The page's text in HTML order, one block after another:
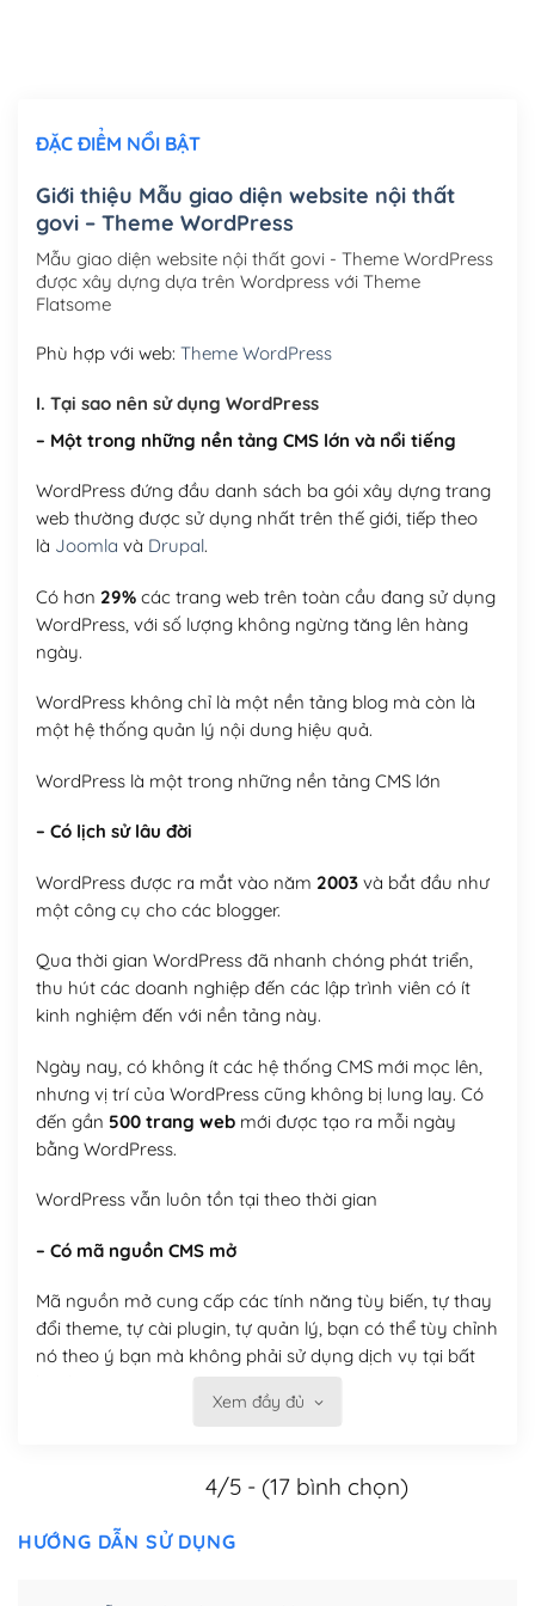
Mua thêm Host + Tên miền
Tên miền quốc tế .com .net .org (1 năm)
(+300,000₫)
Tên miền Việt Nam .vn (1 năm)
Hosting 2GB SSD (1 năm)(+450,000₫)
Hosting 5GB SSD (1 năm)
Hosting 8GB SSD (1 năm) (+950,000₫)
ĐẶC ĐIỂM NỔI BẬT
Giới thiệu Mẫu giao diện website nội thất
govi – Theme WordPress
Mẫu giao diện website nội thất govi - Theme WordPress
được xây dựng dựa trên Wordpress với Theme
Flatsome
Phù hợp với web: Theme WordPress
I. Tại sao nên sử dụng WordPress
– Một trong những nền tảng CMS lớn và nổi tiếng
WordPress đứng đầu danh sách ba gói xây dựng trang
web thường được sử dụng nhất trên thế giới, tiếp theo
là Joomla và Drupal.
Có hơn 29%các trang web trên toàn cầu đang sử dụng
WordPress, với số lượng không ngừng tăng lên hàng
ngày.
WordPress không chỉ là một nền tảng blog mà còn là
một hệ thống quản lý nội dung hiệu quả.
WordPress là một trong những nền tảng CMS lớn
– Có lịch sử lâu đời
WordPress được ra mắt vào năm 2003và bắt đầu như
một công cụ cho các blogger.
Qua thời gian WordPress đã nhanh chóng phát triển,
thu hút các doanh nghiệp đến các lập trình viên có ít
kinh nghiệm đến với nền tảng này.
Ngày nay, có không ít các hệ thống CMS mới mọc lên,
nhưng vị trí của WordPress cũng không bị lung lay. Có
đến gần 500 trang webmới được tạo ra mỗi ngày
bằng WordPress.
WordPress vẫn luôn tồn tại theo thời gian
– Có mã nguồn CMS mở
Mã nguồn mở cung cấp các tính năng tùy biến, tự thay
đổi theme, tự cài plugin, tự quản lý, bạn có thể tùy chỉnh
nó theo ý bạn mà không phải sử dụng dịch vụ tại bất
Xem đầy đủ
4/5 - (17 bình chọn)
HƯỚNG DẪN SỬ DỤNG